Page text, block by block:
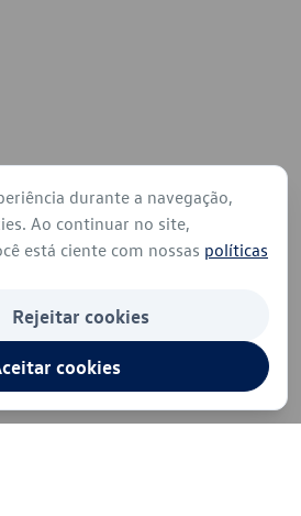
durante a navegação,
Ao continuar no site,
está ciente com nossas políticas
Rejeitar cookies
cookies